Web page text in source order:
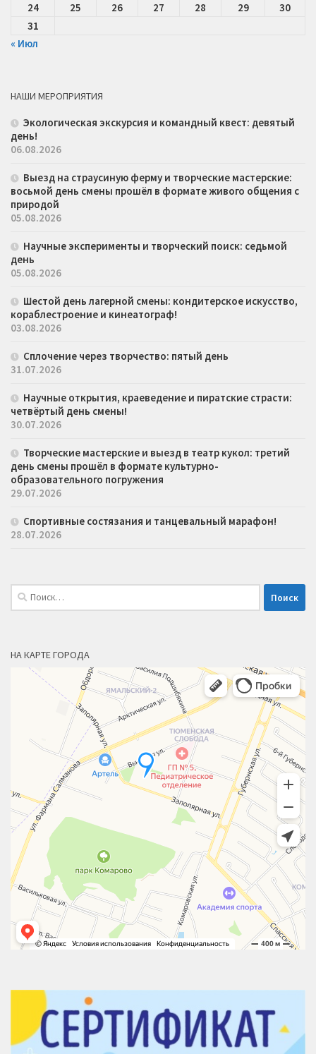
24
25 26 27 28 29
30
31
« Июл
НАШИ МЕРОПРИЯТИЯ
Экологическая экскурсия и командный квест: девятый
день!
06.08.2026
Выезд на страусиную ферму и творческие мастерские:
восьмой день смены прошёл в формате живого общения с
природой
05.08.2026
Научные эксперименты и творческий поиск: седьмой
день
05.08.2026
Шестой день лагерной смены: кондитерское искусство,
кораблестроение и кинеатограф!
03.08.2026
Сплочение через творчество: пятый день
31.07.2026
Научные открытия, краеведение и пиратские страсти:
четвёртый день смены!
30.07.2026
Творческие мастерские и выезд в театр кукол: третий
день смены прошёл в формате культурно-
образовательного погружения
29.07.2026
Спортивные состязания и танцевальный марафон!
28.07.2026
Найти:
НА КАРТЕ ГОРОДА